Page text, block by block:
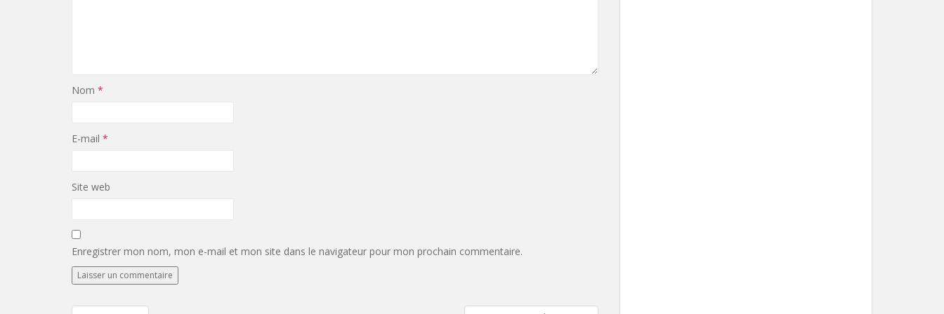
Nom *
E-mail *
Site web
Enregistrer mon nom, mon e-mail et mon site dans le navigateur pour mon prochain commentaire.